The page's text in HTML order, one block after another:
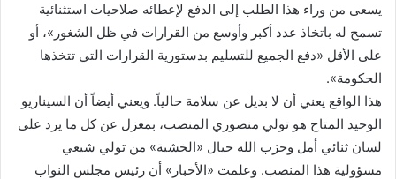
يسعى من وراء هذا الطلب إلى الدفع لإعطائه صلاحيات استثنائية
تسمح له باتخاذ عدد أكبر وأوسع من القرارات في ظل الشغور»، أو
على الأقل «دفع الجميع للتسليم بدستورية القرارات التي تتخذها
الحكومة».
هذا الواقع يعني أن لا بديل عن سلامة حالياً. ويعني أيضاً أن السيناريو
الوحيد المتاح هو تولي منصوري المنصب، بمعزل عن كل ما يرد على
لسان ثنائي أمل وحزب الله حيال «الخشية» من تولي شيعي
مسؤولية هذا المنصب. وعلمت «الأخبار» أن رئيس مجلس النواب